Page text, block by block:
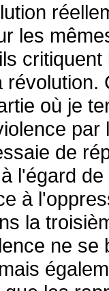
les
où je
de
l'égard
à
la
ne